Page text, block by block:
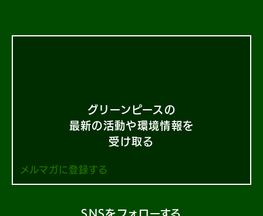
グリーンピースの
最新の活動や環境情報を
受け取る
メルマガに登録する
SNSをフォローする